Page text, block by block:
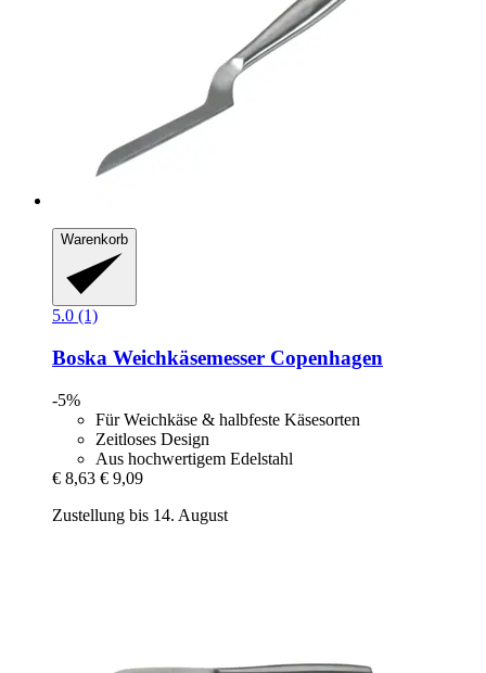
Warenkorb
5.0 (1)
Boska Weichkäsemesser Copenhagen
-5%
Für Weichkäse & halbfeste Käsesorten
Zeitloses Design
Aus hochwertigem Edelstahl
€ 8,63 € 9,09
Zustellung bis 14. August